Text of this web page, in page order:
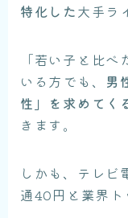
特化した大手ラ
「若い子と比
いる方でも、 男
性」を求めてく
きます。
しかも、テレビ
通40円と業界ト